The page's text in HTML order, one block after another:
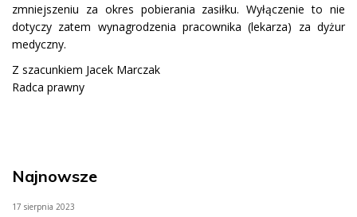
zmniejszeniu za okres pobierania zasiłku. Wyłączenie to nie
dotyczy zatem wynagrodzenia pracownika (lekarza) za dyżur
medyczny.
Z szacunkiem Jacek Marczak
Radca prawny
Najnowsze
17 sierpnia 2023